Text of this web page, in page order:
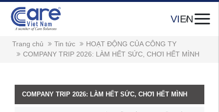
VIEN
Trang chủ Tin tức
HOẠT ĐỘNG CỦA CÔNG TY
COMPANY TRIP 2026: LÀM HẾT SỨC, CHƠI HẾT MÌNH
COMPANY TRIP 2026: LÀM HẾT SỨC, CHƠI HẾT MÌNH